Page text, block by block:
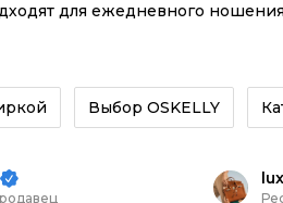
для ежедневного
нагрузками. Носить Van
Выбор OSKELLY